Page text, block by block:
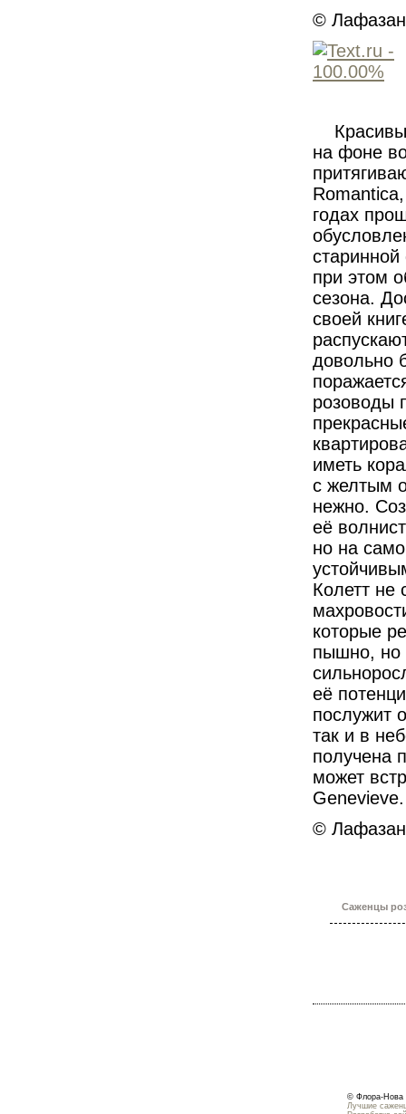
©
на фоне
годах
при этом
сезона.
своей
довольно
розоводы
иметь
с желтым
нежно.
её
но на
Колетт не
которые
пышно, но
её
послужит
так и в
получена
может
©
Саженцы
© Флора-Нова
Лучшие